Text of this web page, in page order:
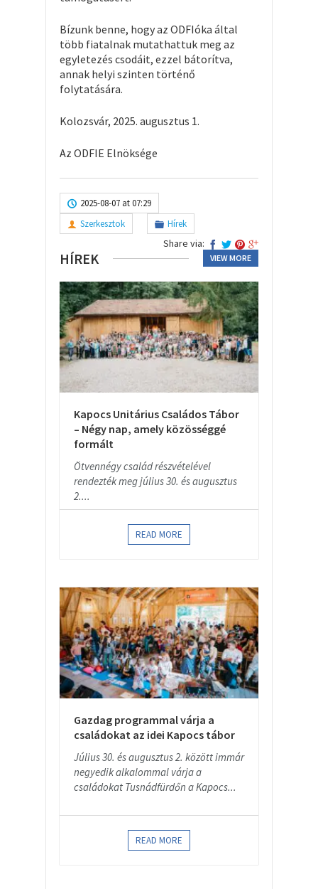
Bízunk benne, hogy az ODFIóka által
több fiatalnak mutathattuk meg az
egyletezés csodáit, ezzel bátorítva,
annak helyi szinten történő
folytatására.
Kolozsvár, 2025. augusztus 1.
Az ODFIE Elnöksége
2025-08-07 at 07:29
Szerkesztok
Hírek
Share via:
HÍREK VIEW MORE
Kapocs Unitárius Családos Tábor
– Négy nap, amely közösséggé
formált
Ötvennégy család részvételével
rendezték meg július 30. és augusztus
2....
READ MORE
Gazdag programmal várja a
családokat az idei Kapocs tábor
Július 30. és augusztus 2. között immár
negyedik alkalommal várja a
családokat Tusnádfürdőn a Kapocs...
READ MORE